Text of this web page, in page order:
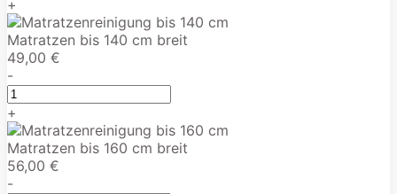
+
Matratzen bis 140 cm breit
49,00 €
-
+
Matratzen bis 160 cm breit
56,00 €
-